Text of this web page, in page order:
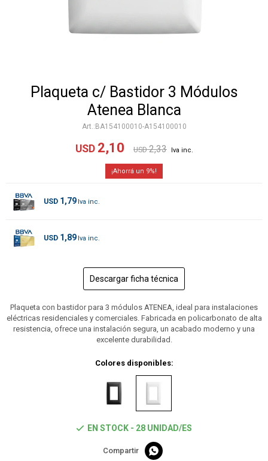
Plaqueta c/ Bastidor 3 Módulos
Atenea Blanca
BA154100010-A154100010
USD 2,10 USD 2,33
9
USD 1,79
USD 1,89
Descargar ficha técnica
Plaqueta con bastidor para 3 módulos ATENEA, ideal para instalaciones
eléctricas residenciales y comerciales. Fabricada en policarbonato de alta
resistencia, ofrece una instalación segura, un acabado moderno y una
excelente durabilidad.
Colores disponibles:
EN STOCK - 28 UNIDAD/ES
